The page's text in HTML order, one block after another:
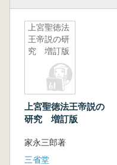
上宮聖徳法
王帝説の研
究 増訂版
上宮聖徳法王帝説の
研究 増訂版
家永三郎著
三省堂